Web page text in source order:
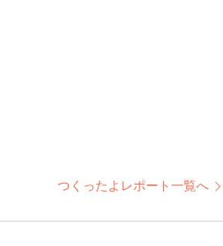
つくったよレポート一覧へ